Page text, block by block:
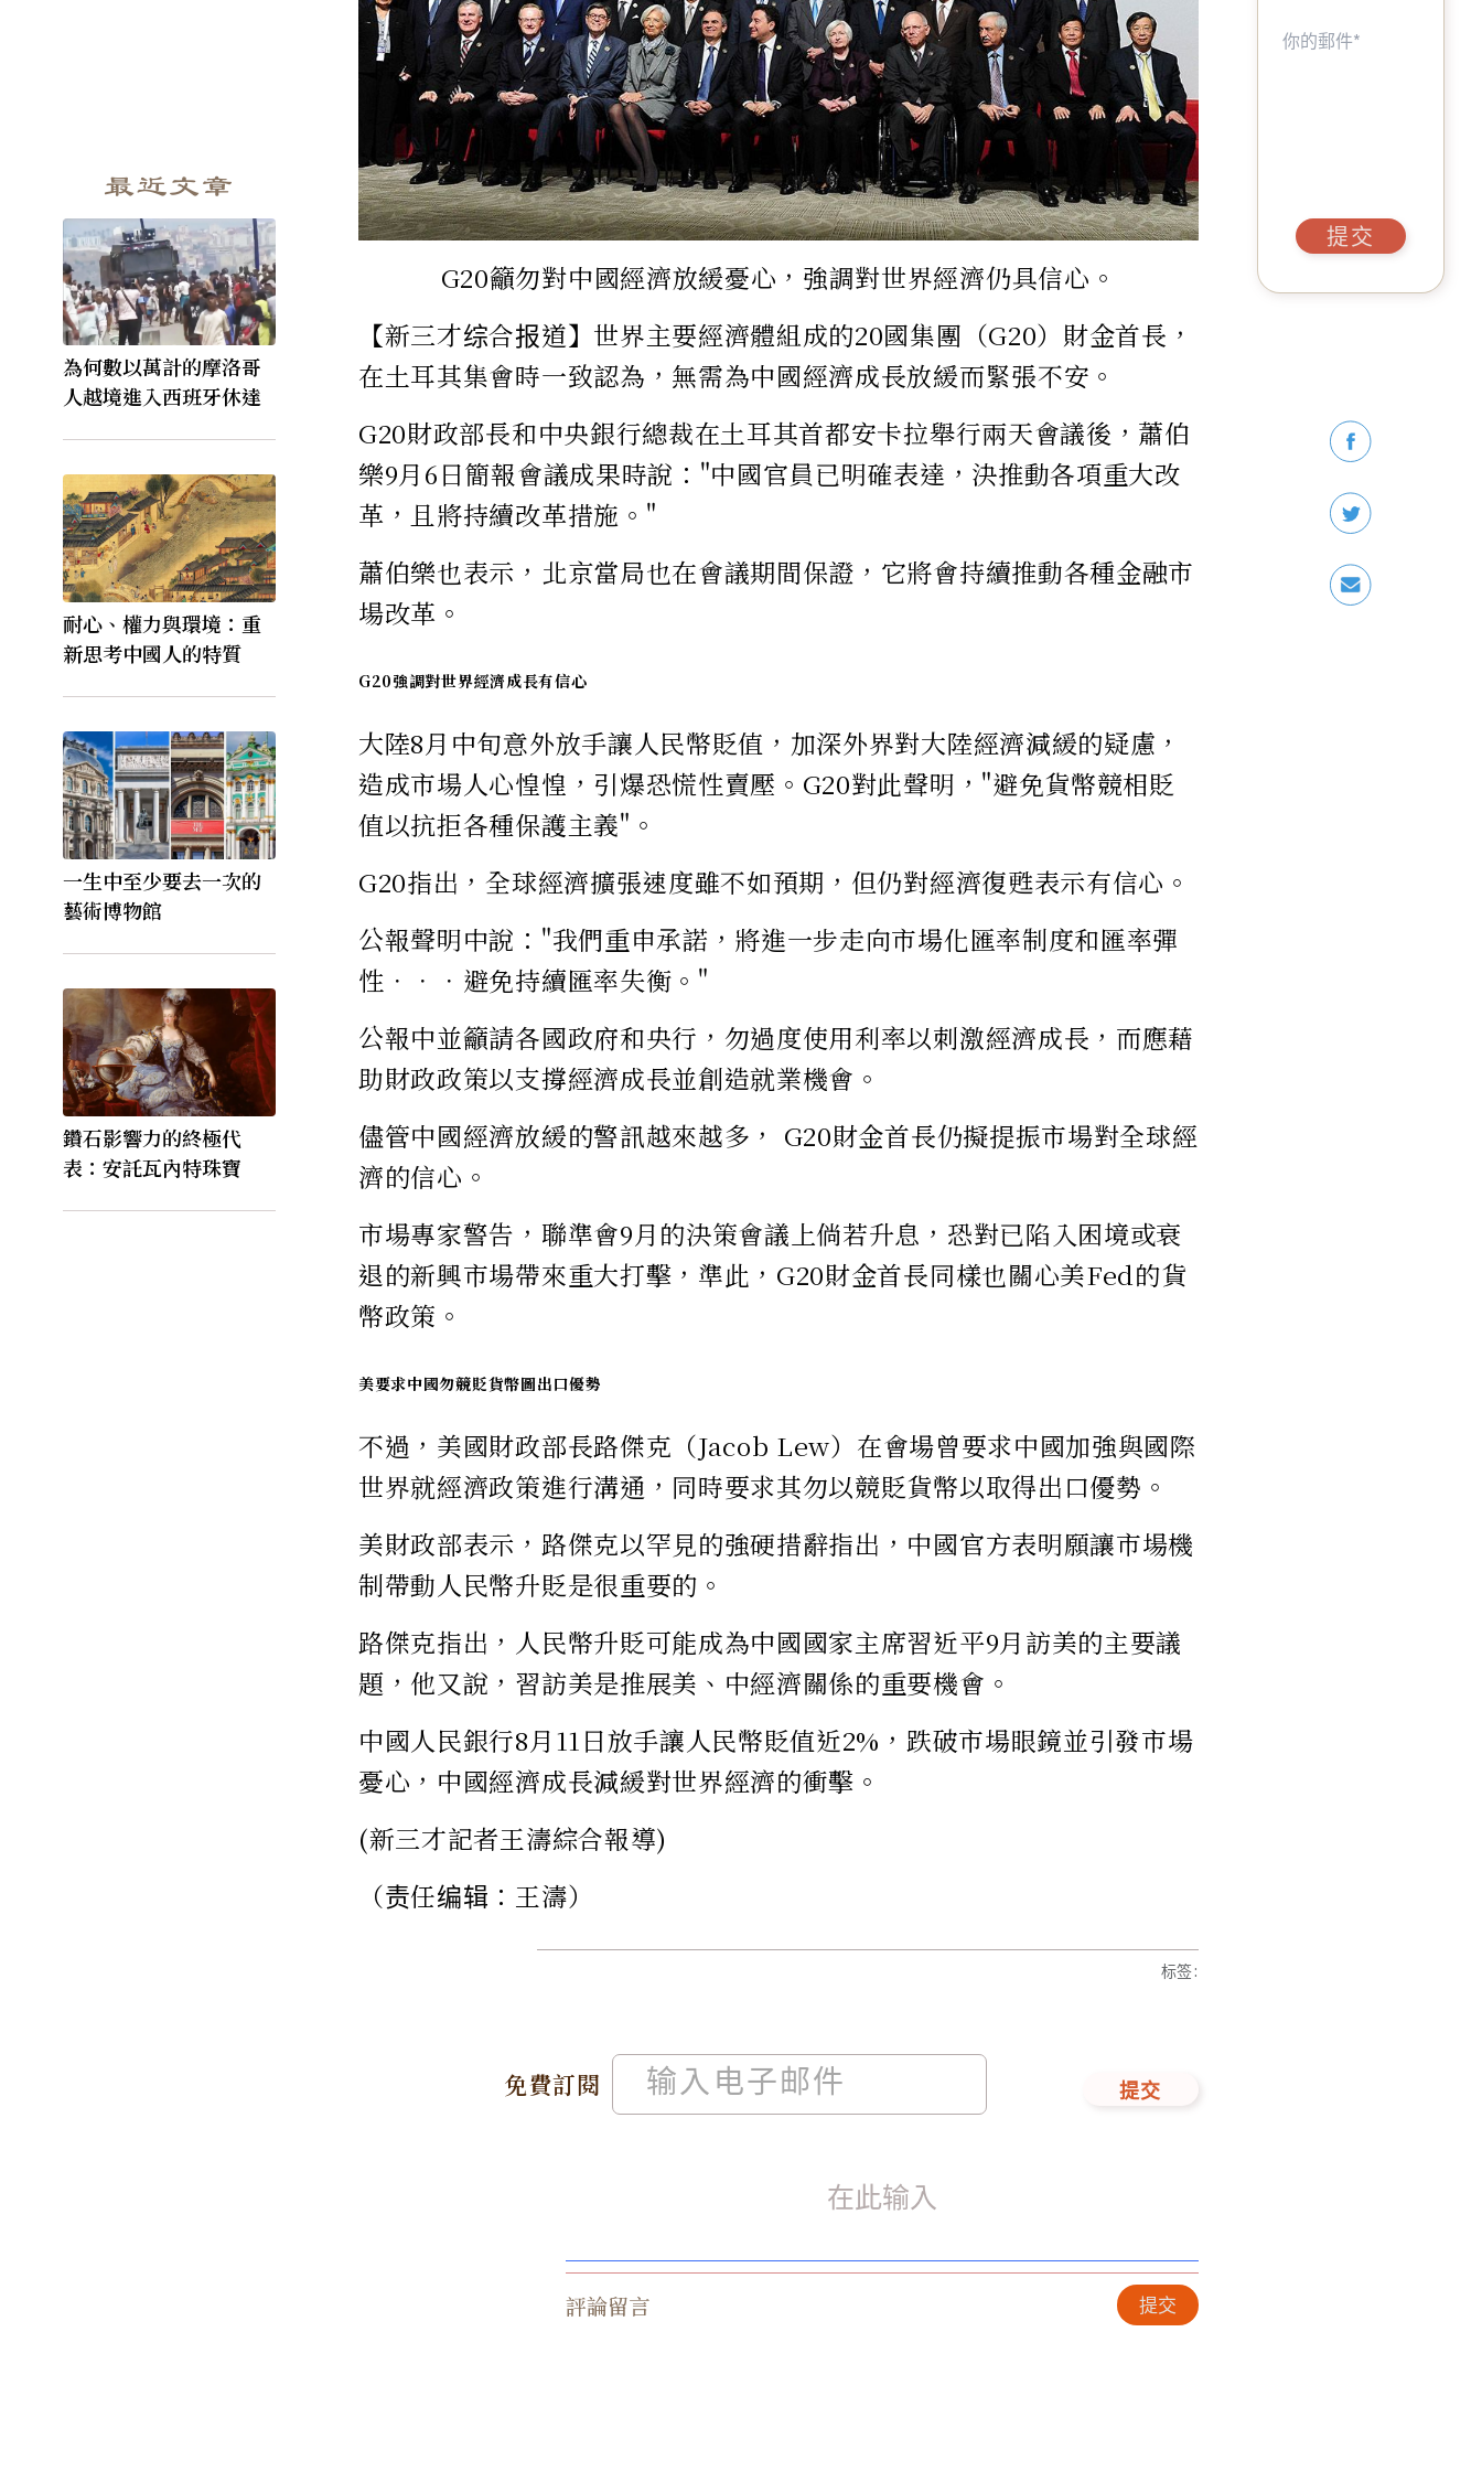
最近文章
為何數以萬計的摩洛哥
人越境進入西班牙休達
耐心、權力與環境：重
新思考中國人的特質
一生中至少要去一次的
藝術博物館
鑽石影響力的終極代
表：安託瓦內特珠寶
G20籲勿對中國經濟放緩憂心，強調對世界經濟仍具信心。
【新三才综合报道】世界主要經濟體組成的20國集團（G20）財金首長，
在土耳其集會時一致認為，無需為中國經濟成長放緩而緊張不安。
G20財政部長和中央銀行總裁在土耳其首都安卡拉舉行兩天會議後，蕭伯
樂9月6日簡報會議成果時說："中國官員已明確表達，決推動各項重大改
革，且將持續改革措施。"
蕭伯樂也表示，北京當局也在會議期間保證，它將會持續推動各種金融市
場改革。
G20強調對世界經濟成長有信心
大陸8月中旬意外放手讓人民幣貶值，加深外界對大陸經濟減緩的疑慮，
造成市場人心惶惶，引爆恐慌性賣壓。G20對此聲明，"避免貨幣競相貶
值以抗拒各種保護主義"。
G20指出，全球經濟擴張速度雖不如預期，但仍對經濟復甦表示有信心。
公報聲明中說："我們重申承諾，將進一步走向市場化匯率制度和匯率彈
性．．．避免持續匯率失衡。"
公報中並籲請各國政府和央行，勿過度使用利率以刺激經濟成長，而應藉
助財政政策以支撐經濟成長並創造就業機會。
儘管中國經濟放緩的警訊越來越多， G20財金首長仍擬提振市場對全球經
濟的信心。
市場專家警告，聯準會9月的決策會議上倘若升息，恐對已陷入困境或衰
退的新興市場帶來重大打擊，準此，G20財金首長同樣也關心美Fed的貨
幣政策。
美要求中國勿競貶貨幣圖出口優勢
不過，美國財政部長路傑克（Jacob Lew）在會場曾要求中國加強與國際
世界就經濟政策進行溝通，同時要求其勿以競貶貨幣以取得出口優勢。
美財政部表示，路傑克以罕見的強硬措辭指出，中國官方表明願讓市場機
制帶動人民幣升貶是很重要的。
路傑克指出，人民幣升貶可能成為中國國家主席習近平9月訪美的主要議
題，他又說，習訪美是推展美、中經濟關係的重要機會。
中國人民銀行8月11日放手讓人民幣貶值近2%，跌破市場眼鏡並引發市場
憂心，中國經濟成長減緩對世界經濟的衝擊。
(新三才記者王濤綜合報導)
（责任编辑：王濤）
免費訂閱 提交
标签:
評論留言 提交
提交